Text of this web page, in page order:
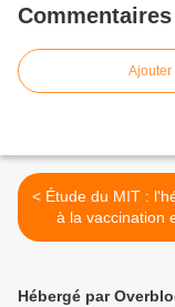
Commentaires
Ajouter
< Étude du MIT : l'hésitation
à la vaccination
hautement
Hébergé par